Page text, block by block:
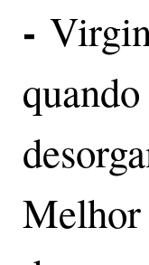
-
Melhor